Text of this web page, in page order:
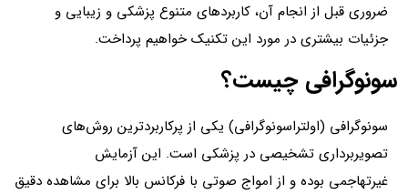
ضروری قبل از انجام آن، کاربردهای متنوع پزشکی و زیبایی و
جزئیات بیشتری در مورد این تکنیک خواهیم پرداخت.
سونوگرافی چیست؟
سونوگرافی (اولتراسونوگرافی) یکی از پرکاربردترین روش‌های
تصویربرداری تشخیصی در پزشکی است. این آزمایش
غیرتهاجمی بوده و از امواج صوتی با فرکانس بالا برای مشاهده دقیق